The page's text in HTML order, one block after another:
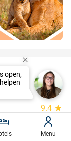
39%
9.4 star
Regulier ,50
Menu